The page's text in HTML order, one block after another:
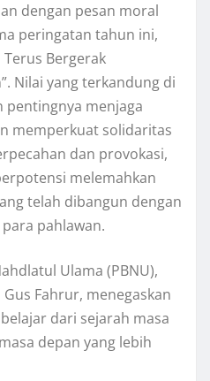
dengan pesan moral
peringatan tahun ini,
Terus Bergerak
Nilai yang terkandung di
pentingnya menjaga
memperkuat solidaritas
dan provokasi,
melemahkan
telah dibangun dengan
pahlawan.
Ulama (PBNU),
Fahrur, menegaskan
dari sejarah masa
depan yang lebih